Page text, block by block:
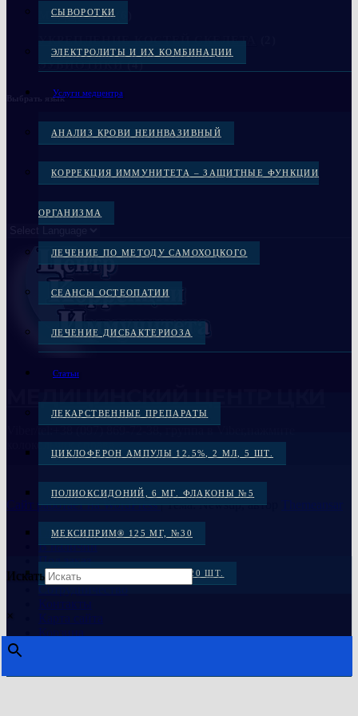
СЫВОРОТКИ
ЭЛЕКТРОЛИТЫ И ИХ КОМБИНАЦИИ
Услуги медцентра
АНАЛИЗ КРОВИ НЕИНВАЗИВНЫЙ
КОРРЕКЦИЯ ИММУНИТЕТА – ЗАЩИТНЫЕ ФУНКЦИИ
ОРГАНИЗМА
ЛЕЧЕНИЕ ПО МЕТОДУ САМОХОЦКОГО
СЕАНСЫ ОСТЕОПАТИИ
ЛЕЧЕНИЕ ДИСБАКТЕРИОЗА
Статьи
ЛЕКАРСТВЕННЫЕ ПРЕПАРАТЫ
ЦИКЛОФЕРОН АМПУЛЫ 12.5%, 2 МЛ, 5 ШТ.
ПОЛИОКСИДОНИЙ, 6 МГ. ФЛАКОНЫ №5
МЕКСИПРИМ® 125 МГ, №30
МЕКСИКОР КАПС. 100 МГ: 20 ШТ.
МЕКСИДОЛ, ТАБ. 125 МГ №30
Искать
×
МЕДЦЕНТР(6)
УКРЕПЛЕНИЕ КОСТЕЙ СКЕЛЕТА
ЭУБИОТИКИ(4)
Выбрать язык
МЕДИЦИНСКИЙ ЦЕНТР ЦКИ
колокольчик справа
Сайт работает на WordPress|Тема: Newsup, автор
Главная
В наличии
Под заказ
Распродажа
Сотрудничество
Контакты
Карта сайта
Корзина